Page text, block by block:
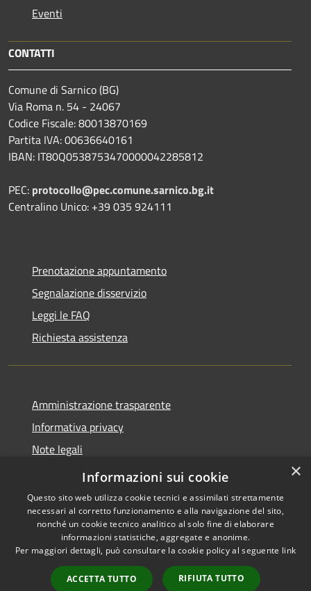
Eventi
CONTATTI
Comune di Sarnico (BG)
Via Roma n. 54 - 24067
Codice Fiscale: 80013870169
Partita IVA: 00636640161
IBAN: IT80Q0538753470000042285812
PEC: protocollo@pec.comune.sarnico.bg.it
Centralino Unico: +39 035 924111
Prenotazione appuntamento
Segnalazione disservizio
Leggi le FAQ
Richiesta assistenza
Amministrazione trasparente
Informativa privacy
Note legali
Dichiarazione di accessibilità
Accessibilità
Copyright © 2026 • Comune di
Sarnico • Powered by
Municipium•
Accesso
×
Informazioni sui cookie
Questo sito web utilizza cookie tecnici e assimilati strettamente
necessari al corretto funzionamento e alla navigazione del sito,
nonché un cookie tecnico analitico al solo fine di elaborare
informazioni statistiche, aggregate e anonime.
Per maggiori dettagli, può consultare la cookie policy al seguente link
ACCETTA TUTTO RIFIUTA TUTTO